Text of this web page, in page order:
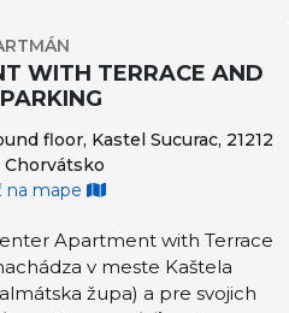
WITH TERRACE AND
floor, Kastel Sucurac, 21212
Chorvátsko
na mape
Apartment with Terrace
v meste Kaštela
župa) a pre svojich